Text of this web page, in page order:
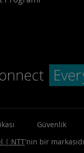
Güvenlik
| NTT'nin bir